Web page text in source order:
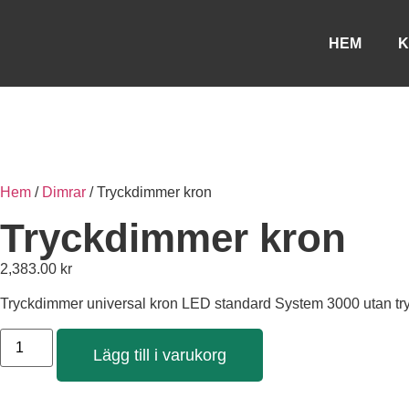
HEM
Hem / Dimrar / Tryckdimmer kron
Tryckdimmer kron
2,383.00 kr
Tryckdimmer universal kron LED standard System 3000 utan
Lägg till i varukorg